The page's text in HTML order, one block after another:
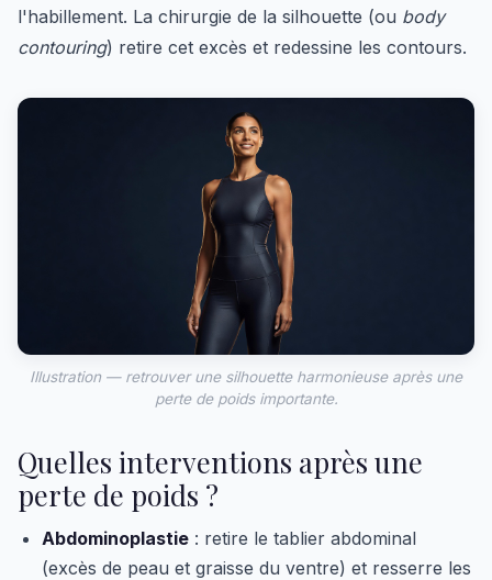
l'habillement. La chirurgie de la silhouette (ou body
contouring) retire cet excès et redessine les contours.
Illustration — retrouver une silhouette harmonieuse après une
perte de poids importante.
Quelles interventions après une
perte de poids ?
Abdominoplastie : retire le tablier abdominal
(excès de peau et graisse du ventre) et resserre les